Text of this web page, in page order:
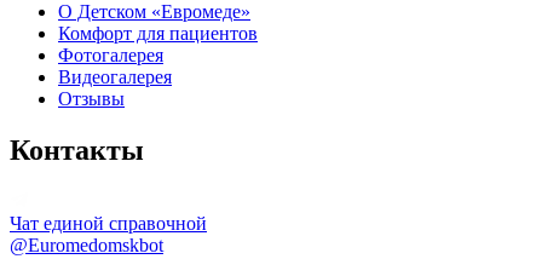
О Детском «Евромеде»
Комфорт для пациентов
Фотогалерея
Видеогалерея
Отзывы
Контакты
Чат единой справочной
@Euromedomskbot